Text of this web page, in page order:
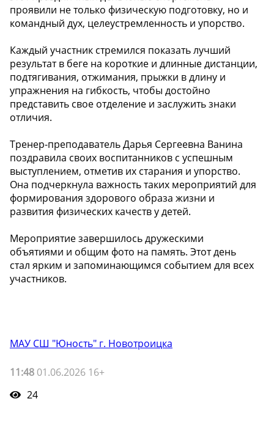
проявили не только физическую подготовку, но и
командный дух, целеустремленность и упорство.
Каждый участник стремился показать лучший
результат в беге на короткие и длинные дистанции,
подтягивания, отжимания, прыжки в длину и
упражнения на гибкость, чтобы достойно
представить свое отделение и заслужить знаки
отличия.
Тренер-преподаватель Дарья Сергеевна Ванина
поздравила своих воспитанников с успешным
выступлением, отметив их старания и упорство.
Она подчеркнула важность таких мероприятий для
формирования здорового образа жизни и
развития физических качеств у детей.
Мероприятие завершилось дружескими
объятиями и общим фото на память. Этот день
стал ярким и запоминающимся событием для всех
участников.
МАУ СШ "Юность" г. Новотроицка
11:48 01.06.2026 16+
24